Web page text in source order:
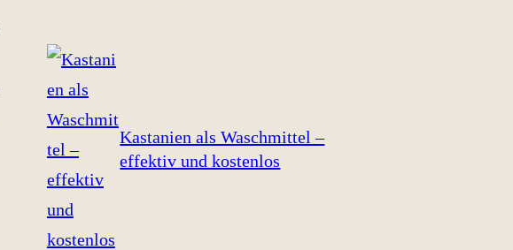
Kastanien als Waschmittel –
effektiv und kostenlos